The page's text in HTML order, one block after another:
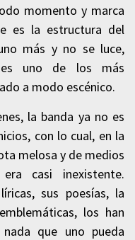
momento y marca
es la estructura del
más y no se luce,
uno de los más
a modo escénico.
la banda ya no es
con lo cual, en la
melosa y de medios
casi inexistente.
sus poesías, la
los han
que uno pueda